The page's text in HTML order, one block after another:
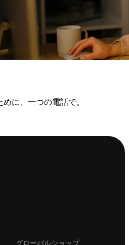
に、一つの電話で。
グローバルショップ